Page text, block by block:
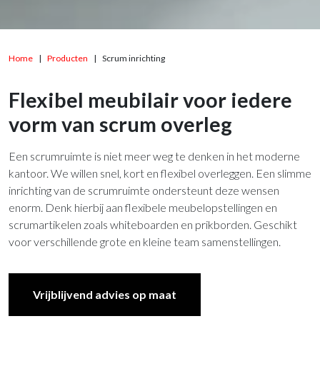
Home Producten Scrum inrichting
Flexibel meubilair voor iedere
vorm van scrum overleg
Een scrumruimte is niet meer weg te denken in het moderne
kantoor. We willen snel, kort en flexibel overleggen. Een slimme
inrichting van de scrumruimte ondersteunt deze wensen
enorm. Denk hierbij aan flexibele meubelopstellingen en
scrumartikelen zoals whiteboarden en prikborden. Geschikt
voor verschillende grote en kleine team samenstellingen.
Vrijblijvend advies op maat